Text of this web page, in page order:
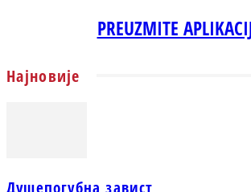
PREUZMITE
Најновије
Душепогубна завист